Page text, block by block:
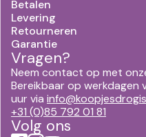
Betalen
Levering
Retourneren
Garantie
Vragen?
Neem contact op met
Bereikbaar op
uur via
+31 (0)85 792 01 81
Volg ons